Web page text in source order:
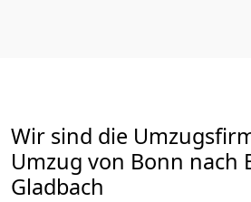
Wir sind die
Umzug von Bonn nach
Gladbach